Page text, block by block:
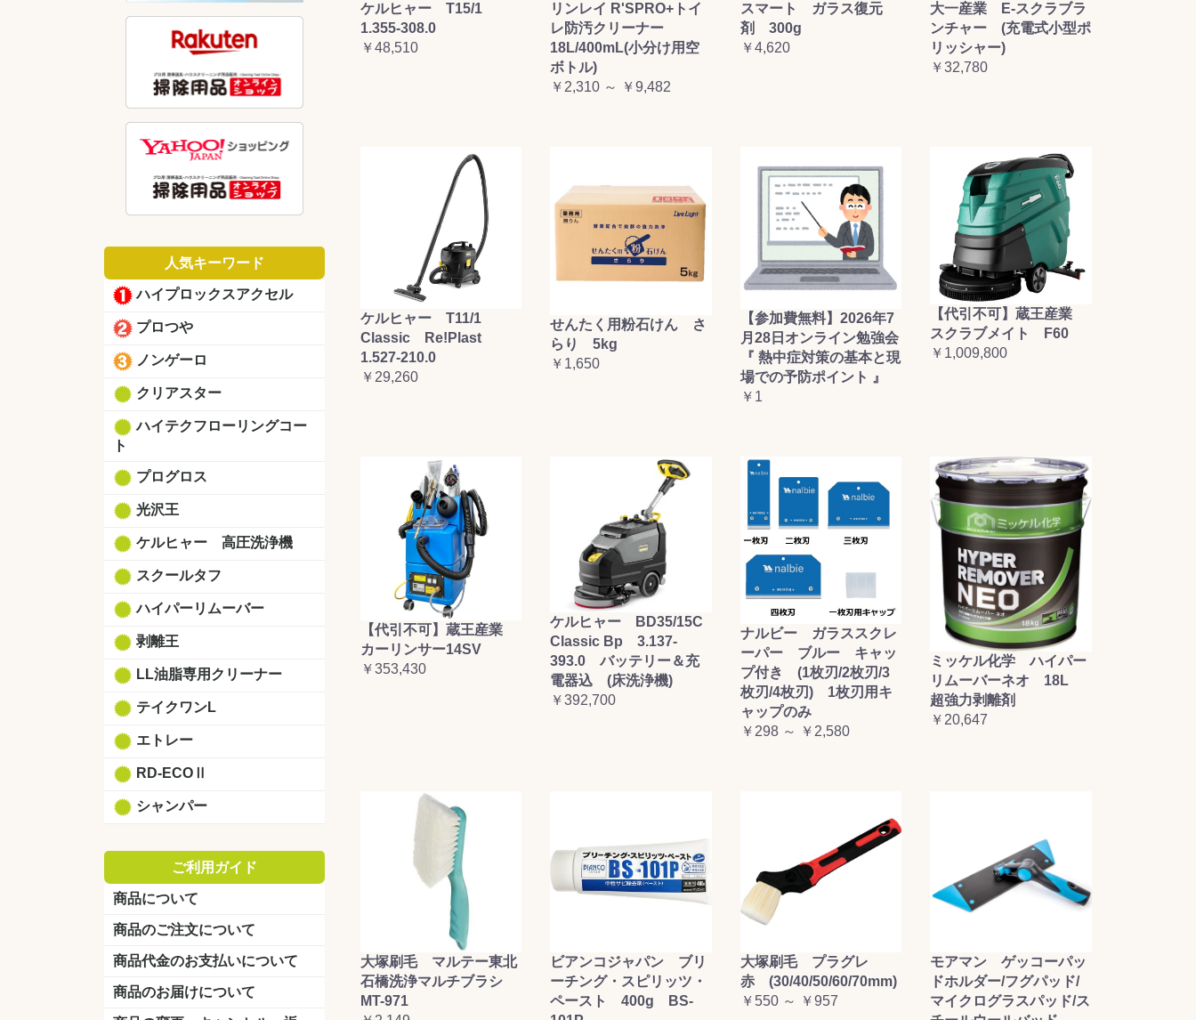
人気キーワード
ハイプロックスアクセル
プロつや
ノンゲーロ
クリアスター
ハイテクフローリングコー
ト
プログロス
光沢王
ケルヒャー 高圧洗浄機
スクールタフ
ハイパーリムーバー
剥離王
LL油脂専用クリーナー
テイクワンL
エトレー
RD-ECOⅡ
シャンパー
ご利用ガイド
商品について
商品のご注文について
商品代金のお支払いについて
商品のお届けについて
ケルヒャー T15/1
1.355-308.0
￥48,510
リンレイ R'SPRO+トイ
レ防汚クリーナー
18L/400mL(小分け用空
ボトル)
￥2,310 ～ ￥9,482
スマート ガラス復元
剤 300g
￥4,620
大一産業 E-スクラブラ
ンチャー (充電式小型ポ
リッシャー)
￥32,780
ケルヒャー T11/1
Classic Re!Plast
1.527-210.0
￥29,260
せんたく用粉石けん さ
らり 5kg
￥1,650
【参加費無料】2026年7
月28日オンライン勉強会
『 熱中症対策の基本と現
場での予防ポイント 』
￥1
【代引不可】蔵王産業
スクラブメイト F60
￥1,009,800
【代引不可】蔵王産業
カーリンサー14SV
￥353,430
ケルヒャー BD35/15C
Classic Bp 3.137-
393.0 バッテリー＆充
電器込 (床洗浄機)
￥392,700
ナルビー ガラススクレ
ーパー ブルー キャッ
プ付き (1枚刃/2枚刃/3
枚刃/4枚刃) 1枚刃用キ
ャップのみ
￥298 ～ ￥2,580
ミッケル化学 ハイパー
リムーバーネオ 18L
超強力剥離剤
￥20,647
大塚刷毛 マルテー東北
石橋洗浄マルチブラシ
MT-971
ビアンコジャパン ブリ
ーチング・スピリッツ・
ペースト 400g BS-
大塚刷毛 プラグレ
赤 (30/40/50/60/70mm)
￥550 ～ ￥957
モアマン ゲッコーパッ
ドホルダー/フグパッド/
マイクログラスパッド/ス